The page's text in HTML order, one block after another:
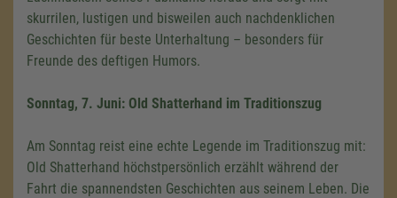
skurrilen, lustigen und bisweilen auch nachdenklichen
Geschichten für beste Unterhaltung – besonders für
Freunde des deftigen Humors.
Sonntag, 7. Juni: Old Shatterhand im Traditionszug
Am Sonntag reist eine echte Legende im Traditionszug mit:
Old Shatterhand höchstpersönlich erzählt während der
Fahrt die spannendsten Geschichten aus seinem Leben. Die